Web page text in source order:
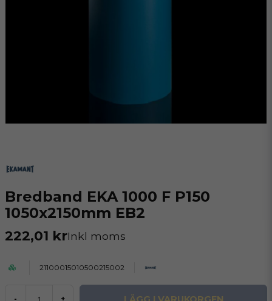
Bredband EKA 1000 F P150
1050x2150mm EB2
222,01 krInkl moms
21100015010500215002
- +